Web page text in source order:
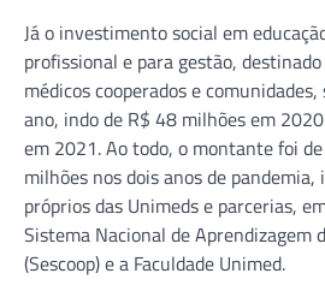
Já o investimento social em
profissional e para gestão,
médicos cooperados e
ano, indo de R$ 48 milhões em
em 2021. Ao todo, o montante foi
milhões nos dois anos de
próprios das Unimeds e parcerias,
Sistema Nacional de Aprendizagem
(Sescoop) e a Faculdade Unimed.